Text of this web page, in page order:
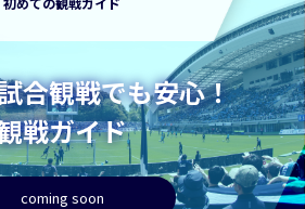
合観戦でも安心！
戦ガイド
coming soon